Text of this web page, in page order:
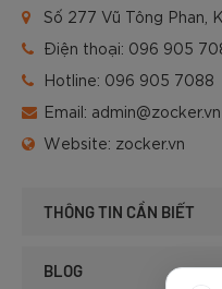
Số 277 Vũ Tông Phan,
Điện thoại: 096 905
Hotline: 096 905 7088
Email: admin@zocker.vn
Website: zocker.vn
THÔNG TIN CẦN BIẾT
BLOG